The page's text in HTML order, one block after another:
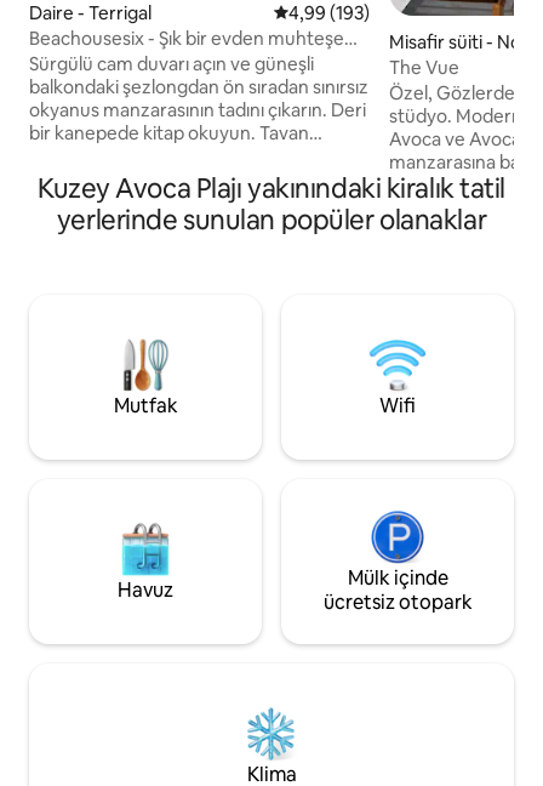
Daire - Terrigal 5 üzerinden ortalama 4,99
4,99 (193)
Beachousesix - Şık bir evden muhteşem
okyanus manzaraları
Sürgülü cam duvarı açın ve güneşli
balkondaki şezlongdan ön sıradan sınırsız
okyanus manzarasının tadını çıkarın. Deri
bir kanepede kitap okuyun. Tavan
yemek pişirin. Lüks Plaj Kaçış Terrigal Plajı
ve Terrigal Haven'ın muhteşem
manzarasına sahip lüks modern daire.
mesafesinde. Geniş ebeveyn banyosu,
gömme gardırop ve kanallı klima sunan
geniş ana yatak odası. Özel ikinci yatak
odası, ayrıca ebeveyn banyosu ve kanallı
bakıyor. Muhteşem okyanus ve plaj
donanımlı mutfak. Özel güneşli bir avluda
kendi özel ısıtmalı dalma havuzunuz.
Terrigal Beach ve Haven'a bakan gazlı
barbekü ile konforlu açık hava salonu ve
yemek ortamı bulunan geniş balkon.
İnternet hizmeti olan çalışma odası/ofis.
Ayrı misafir (3.) banyosu/tuvaleti.
Misafir süiti -
The Vue
Özel, Gözlerden
stüdyo. Modern
Avoca ve Avoca
manzarasına
Geniş yaşam
kapalı geniş
Duşakabinli lüks
Terrigal Plajı'na
mesafesinde The Urban List'in "Central
Coast'taki en iyi
yeri ".
Kuzey Avoca Plajı yakınındaki kiralık tatil
yerlerinde sunulan popüler olanaklar
Mutfak Wifi
Havuz
Mülk içinde
ücretsiz otopark
Klima